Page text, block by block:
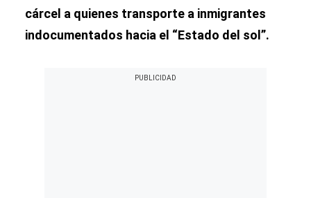
cárcel a quienes transporte a inmigrantes
indocumentados hacia el “Estado del sol”.